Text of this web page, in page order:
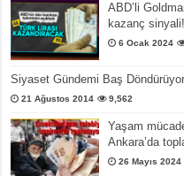
ABD’li
kazanç sinyali!
6 Ocak 2024
Siyaset Gündemi Baş Döndürüyor
21 Ağustos 2014 9,562
Yaşam
Ankara’da
26 Mayıs 2024